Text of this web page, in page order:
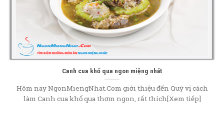
Canh cua khổ qua ngon miệng nhất
Hôm nay NgonMiengNhat.Com giới thiệu đến Quý vị cách
làm Canh cua khổ qua thơm ngon, rất thích[Xem tiếp]